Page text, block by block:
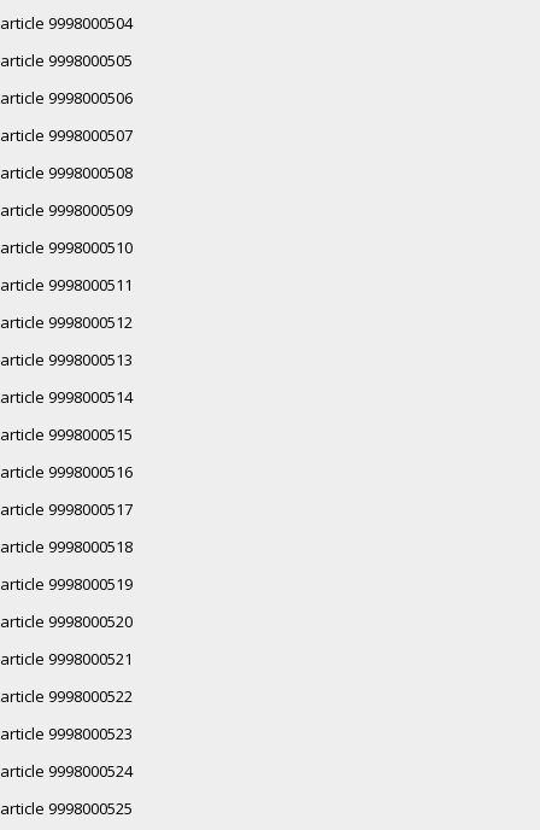
article 9998000504
article 9998000505
article 9998000506
article 9998000507
article 9998000508
article 9998000509
article 9998000510
article 9998000511
article 9998000512
article 9998000513
article 9998000514
article 9998000515
article 9998000516
article 9998000517
article 9998000518
article 9998000519
article 9998000520
article 9998000521
article 9998000522
article 9998000523
article 9998000524
article 9998000525